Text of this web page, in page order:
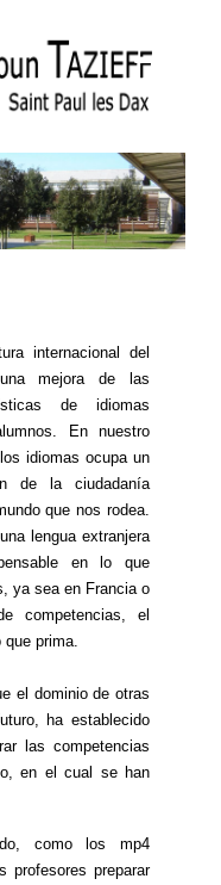
internacional del
mejora de las
de idiomas
En nuestro
idiomas ocupa un
de la ciudadanía
que nos rodea.
lengua extranjera
en lo que
ya sea en Francia o
competencias, el
prima.
el dominio de otras
ha establecido
las competencias
en el cual se han
como los mp4
profesores preparar